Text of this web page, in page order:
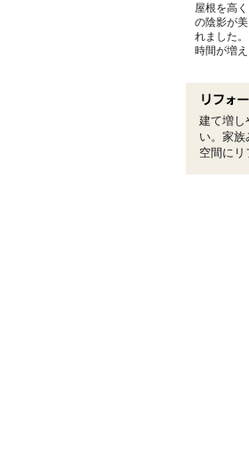
屋根を高
の陰影が
れました
時間が増え
建て増し
い。家
空間にリ